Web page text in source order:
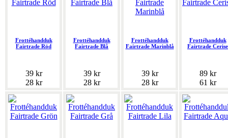
Frottéhandduk
Fairtrade Röd
39 kr
28 kr
Frottéhandduk
Fairtrade Blå
39 kr
28 kr
Frottéhandduk
Fairtrade Marinblå
39 kr
28 kr
Frottéhandduk
Fairtrade Cerise
89 kr
61 kr